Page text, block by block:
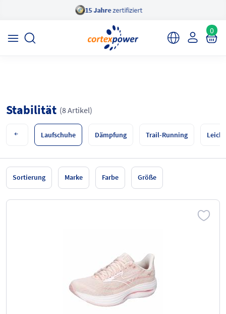
15 Jahrezertifiziert
0
cortexpower Sportshop
Stabilität (8 Artikel)
Laufschuhe Dämpfung Trail-Running
Sortierung Marke Farbe Größe